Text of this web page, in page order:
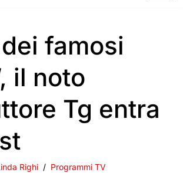
famosi
il noto
Tg entra
Righi Programmi TV